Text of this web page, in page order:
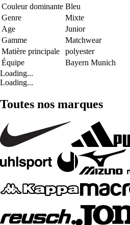
Couleur dominante Bleu
Genre
Mixte
Age
Junior
Gamme
Matchwear
Matière principale
polyester
Équipe
Bayern Munich
Loading...
Loading...
Toutes nos marques